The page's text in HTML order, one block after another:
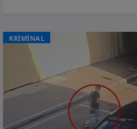
KRİMİNAL